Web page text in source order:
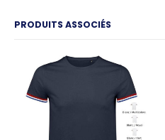
PRODUITS ASSOCIÉS